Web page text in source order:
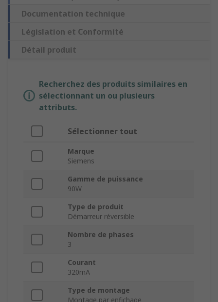
Documentation technique
Législation et Conformité
Détail produit
Recherchez des produits similaires en
sélectionnant un ou plusieurs
attributs.
Sélectionner tout
Marque
Siemens
Gamme de puissance
90W
Type de produit
Démarreur réversible
Nombre de phases
3
Courant
320mA
Type de montage
Montage par enfichage